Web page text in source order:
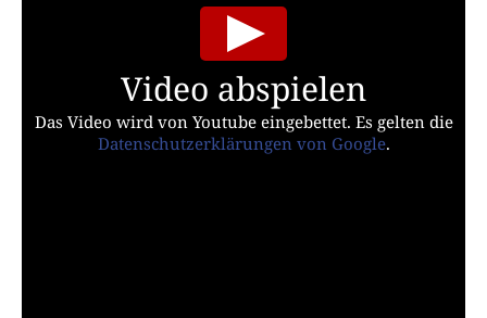
Video abspielen
Das Video wird von Youtube eingebettet. Es gelten die
Datenschutzerklärungen von Google.